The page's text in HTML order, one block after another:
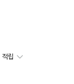
적립